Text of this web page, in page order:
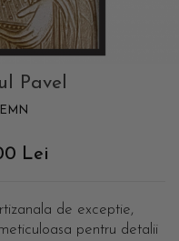
Pavel
Lei
de exceptie,
pentru detalii